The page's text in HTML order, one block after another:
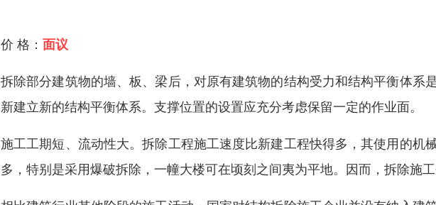
价 格： 面议
拆除部分建筑物的墙、板、梁后，对原有建筑物的结构受力和结构平衡体系
新建立新的结构平衡体系。支撑位置的设置应充分考虑保留一定的作业面。
施工工期短、流动性大。拆除工程施工速度比新建工程快得多，其使用的机
多，特别是采用爆破拆除，一幢大楼可在顷刻之间夷为平地。因而，拆除施工